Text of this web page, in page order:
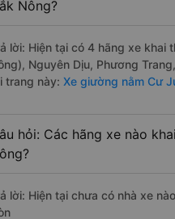
Nông?
lời: Hiện tại có 4 hãng xe
Nguyên Dịu, Phương
trang này: Xe giường nằm Cư
hỏi: Các hãng xe nào
lời: Hiện tại chưa có nhà xe